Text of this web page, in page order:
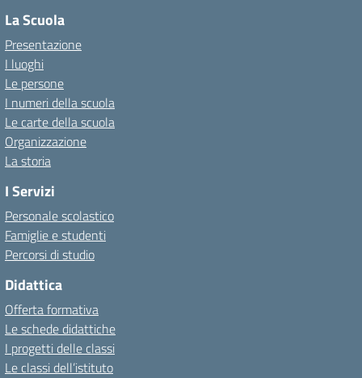
La Scuola
Presentazione
I luoghi
Le persone
I numeri della scuola
Le carte della scuola
Organizzazione
La storia
I Servizi
Personale scolastico
Famiglie e studenti
Percorsi di studio
Didattica
Offerta formativa
Le schede didattiche
I progetti delle classi
Le classi dell’istituto